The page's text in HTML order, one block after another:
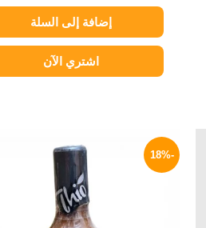
إضافة إلى السلة
اشتري الآن
-18%
الأصلي
هو:
55 EGP.